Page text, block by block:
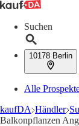
Suchen
10178 Berlin
Alle
kaufDA Händler
Balkonpflanzen